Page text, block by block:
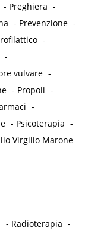
- Preghiera -
- Prevenzione -
-
-
vulvare -
- Propoli -
-
- Psicoterapia -
Virgilio Marone
- Radioterapia -